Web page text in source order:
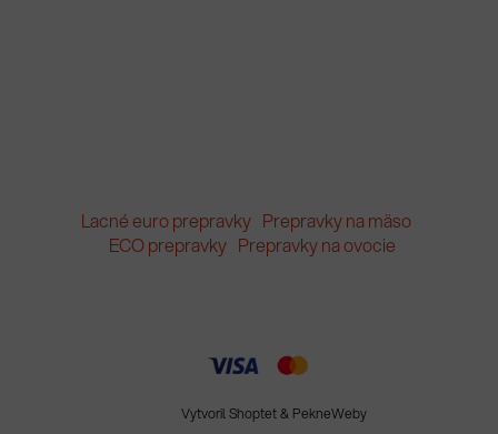
Lacné euro prepravky Prepravky na mäso
ECO prepravky Prepravky na ovocie
Vytvoril Shoptet& PekneWeby